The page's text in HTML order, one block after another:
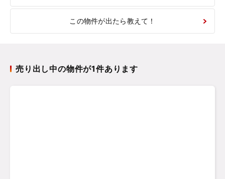
この物件が出たら教えて！
売り出し中の物件が1件あります